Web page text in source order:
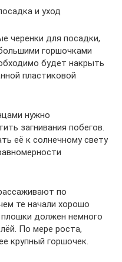
и уход
черенки для посадки,
горшочками
будет накрыть
пластиковой
нужно
загнивания побегов.
её к солнечному свету
по
те начали хорошо
должен немного
По мере роста,
крупный горшочек.